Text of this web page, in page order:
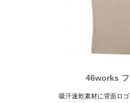
46works
吸汗速乾素材に背面ロ